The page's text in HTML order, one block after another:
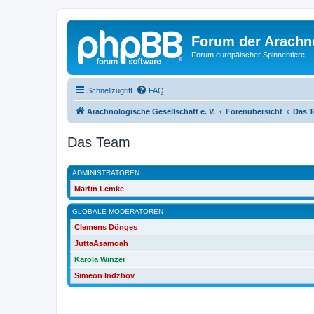
Forum der
Forum europäischer Spinnentiere
Schnellzugriff FAQ
Arachnologische Gesellschaft e. V. Forenübersicht Das
Das Team
ADMINISTRATOREN
Martin Lemke
GLOBALE MODERATOREN
Clemens Dönges
JuttaAsamoah
Karola Winzer
Simeon Indzhov